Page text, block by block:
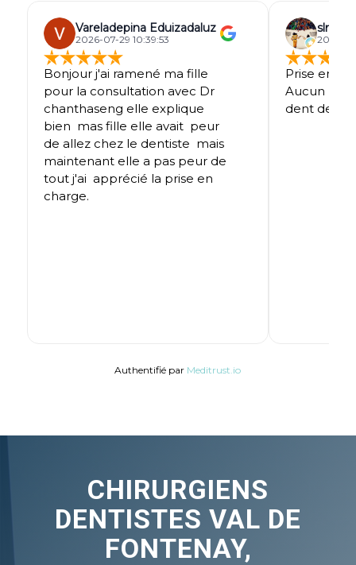
Vareladepina Eduizadaluz
2026-07-29 10:39:53
Bonjour j'ai ramené ma fille
pour la consultation avec Dr
chanthaseng elle explique
bien  mas fille elle avait  peur
de allez chez le dentiste  mais
maintenant elle a pas peur de
tout j'ai  apprécié la prise en
charge.
slm bsi
2026-
Prise en
Aucun
dent de
Authentifié par Meditrust.io
CHIRURGIENS
DENTISTES VAL DE
FONTENAY,